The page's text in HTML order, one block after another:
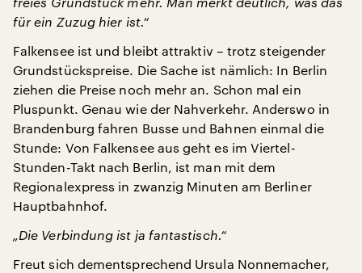
für ein Zuzug hier ist.“
Falkensee ist und bleibt attraktiv – trotz steigender
Grundstückspreise. Die Sache ist nämlich: In Berlin
ziehen die Preise noch mehr an. Schon mal ein
Pluspunkt. Genau wie der Nahverkehr. Anderswo in
Brandenburg fahren Busse und Bahnen einmal die
Stunde: Von Falkensee aus geht es im Viertel-
Stunden-Takt nach Berlin, ist man mit dem
Regionalexpress in zwanzig Minuten am Berliner
Hauptbahnhof.
„Die Verbindung ist ja fantastisch.“
Freut sich dementsprechend Ursula Nonnemacher,